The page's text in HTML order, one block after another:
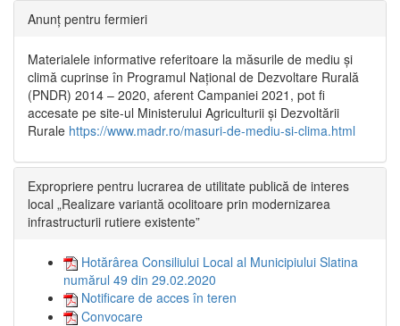
Anunț pentru fermieri
Materialele informative referitoare la măsurile de mediu și
climă cuprinse în Programul Național de Dezvoltare Rurală
(PNDR) 2014 – 2020, aferent Campaniei 2021, pot fi
accesate pe site-ul Ministerului Agriculturii și Dezvoltării
Rurale https://www.madr.ro/masuri-de-mediu-si-clima.html
Expropriere pentru lucrarea de utilitate publică de interes
local „Realizare variantă ocolitoare prin modernizarea
infrastructurii rutiere existente”
Hotărârea Consiliului Local al Municipiului Slatina
numărul 49 din 29.02.2020
Notificare de acces în teren
Convocare